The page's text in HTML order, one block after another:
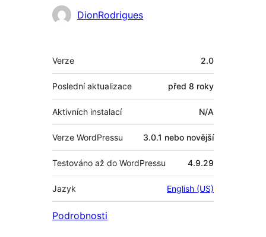
Spolupracovníci
DionRodrigues
Meta
Verze 2.0
Poslední aktualizace před 8 roky
Aktivních instalací N/A
Verze WordPressu 3.0.1 nebo novější
Testováno až do WordPressu 4.9.29
Jazyk English (US)
Podrobnosti